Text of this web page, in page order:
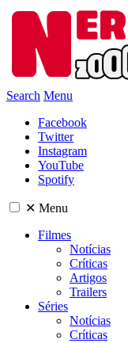
Search Menu
Facebook
Twitter
Instagram
YouTube
Spotify
✕ Menu
Filmes
Notícias
Críticas
Artigos
Trailers
Séries
Notícias
Críticas